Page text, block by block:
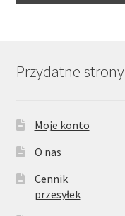
Przydatne strony
Moje konto
O nas
Cennik
przesyłek